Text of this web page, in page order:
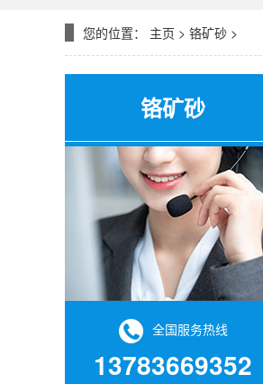
您的位置： 主页 > 铬矿砂 >
铬矿砂
全国服务热线
13783669352